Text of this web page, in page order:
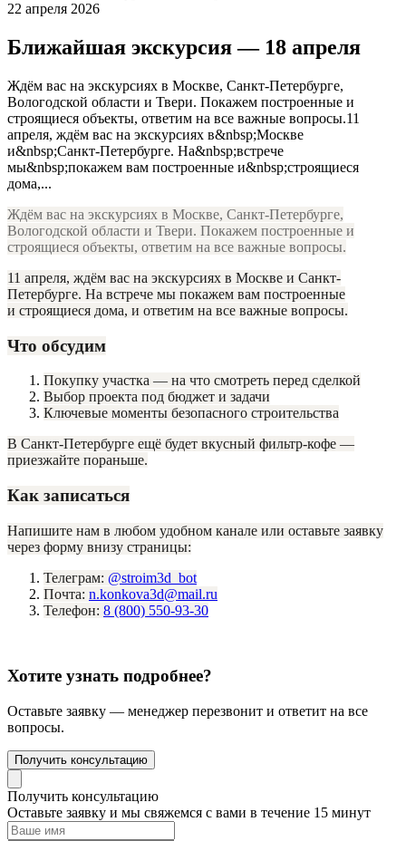
22 апреля 2026
Ближайшая экскурсия — 18 апреля
Ждём вас на экскурсиях в Москве, Санкт-Петербурге,
Вологодской области и Твери. Покажем построенные и
строящиеся объекты, ответим на все важные вопросы.11
апреля, ждём вас на экскурсиях в&nbsp;Москве
и&nbsp;Санкт-Петербурге. На&nbsp;встрече
мы&nbsp;покажем вам построенные и&nbsp;строящиеся
дома,...
Ждём вас на экскурсиях в Москве, Санкт-Петербурге,
Вологодской области и Твери. Покажем построенные и
строящиеся объекты, ответим на все важные вопросы.
11 апреля, ждём вас на экскурсиях в Москве и Санкт-
Петербурге. На встрече мы покажем вам построенные
и строящиеся дома, и ответим на все важные вопросы.
Что обсудим
Покупку участка — на что смотреть перед сделкой
Выбор проекта под бюджет и задачи
Ключевые моменты безопасного строительства
В Санкт-Петербурге ещё будет вкусный фильтр-кофе —
приезжайте пораньше.
Как записаться
Напишите нам в любом удобном канале или оставьте заявку
через форму внизу страницы:
Телеграм: @stroim3d_bot
Почта: n.konkova3d@mail.ru
Телефон: 8 (800) 550-93-30
Хотите узнать подробнее?
Оставьте заявку — менеджер перезвонит и ответит на все
вопросы.
Получить консультацию
Получить консультацию
Оставьте заявку и мы свяжемся с вами в течение 15 минут